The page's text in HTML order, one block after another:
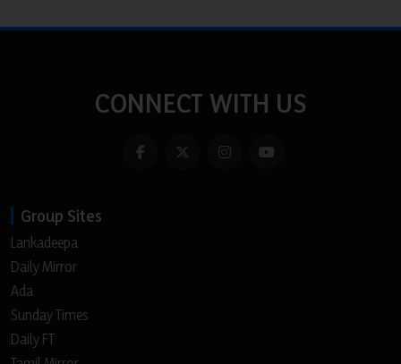
CONNECT WITH US
Group Sites
Lankadeepa
Daily Mirror
Ada
Sunday Times
Daily FT